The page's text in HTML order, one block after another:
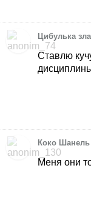
Цибулька зла
Ставлю
Коко Шанель
Меня они